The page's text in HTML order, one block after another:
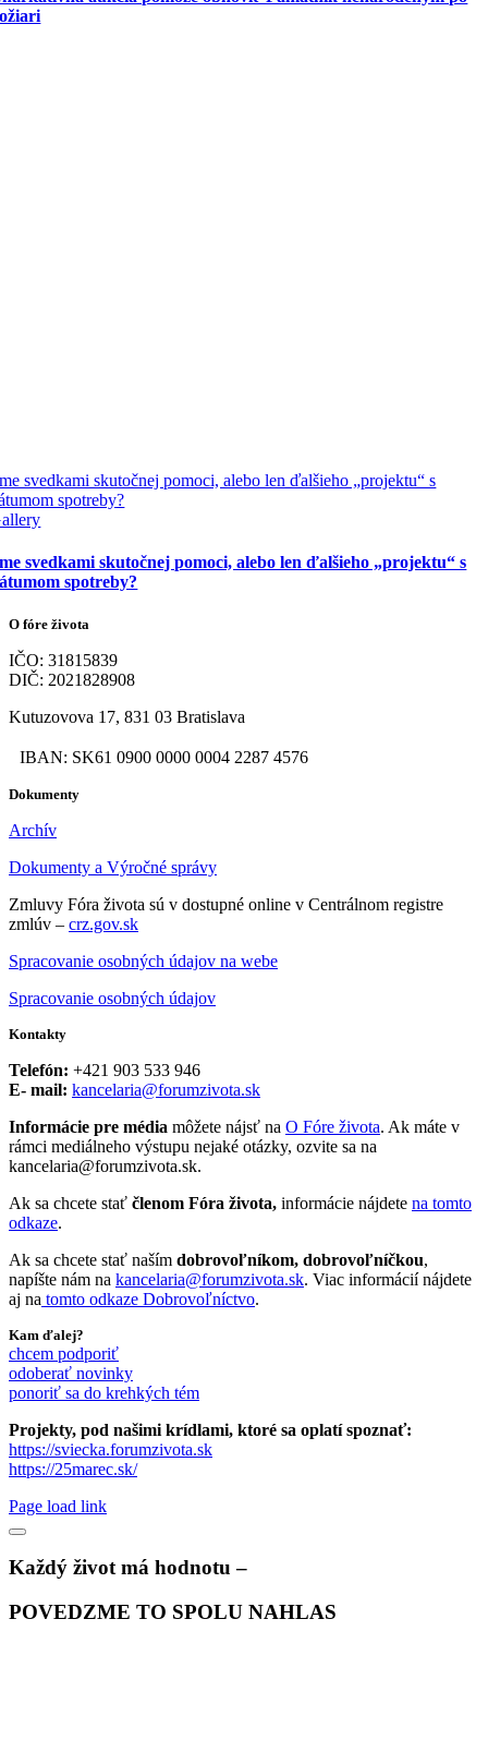
svedkami skutočnej pomoci, alebo len ďalšieho „projektu“ s
spotreby?
svedkami skutočnej pomoci, alebo len ďalšieho „projektu“ s
spotreby?
O fóre života
IČO: 31815839
DIČ: 2021828908
Kutuzovova 17, 831 03 Bratislava
IBAN: SK61 0900 0000 0004 2287 4576
Dokumenty
Archív
Dokumenty a Výročné správy
Zmluvy Fóra života sú v dostupné online v Centrálnom registre
zmlúv – crz.gov.sk
Spracovanie osobných údajov na webe
Spracovanie osobných údajov
Kontakty
Telefón: +421 903 533 946
E- mail: kancelaria@forumzivota.sk
Informácie pre média môžete nájsť na O Fóre života. Ak máte v
rámci mediálneho výstupu nejaké otázky, ozvite sa na
kancelaria@forumzivota.sk.
Ak sa chcete stať členom Fóra života, informácie nájdete na tomto
odkaze.
Ak sa chcete stať naším dobrovoľníkom, dobrovoľníčkou,
napíšte nám na kancelaria@forumzivota.sk. Viac informácií nájdete
aj na tomto odkaze Dobrovoľníctvo.
Kam ďalej?
chcem podporiť
odoberať novinky
ponoriť sa do krehkých tém
Projekty, pod našimi krídlami, ktoré sa oplatí spoznať:
https://sviecka.forumzivota.sk
https://25marec.sk/
Page load link
Každý život má hodnotu –
POVEDZME TO SPOLU NAHLAS